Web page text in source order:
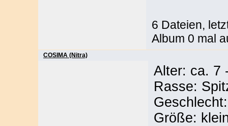
6 Dateien,
Album 0 mal
COSIMA (Nitra)
Alter: ca. 7
Rasse:
Größe: